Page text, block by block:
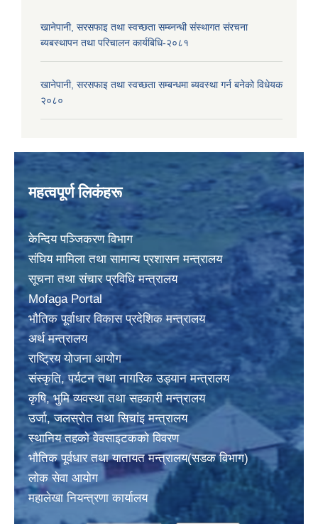
खानेपानी, सरसफाइ तथा स्वच्छता सम्ब्नन्धी संस्थागत संरचना
ब्यबस्थापन तथा परिचालन कार्यबिधि-२०८१
खानेपानी, सरसफाइ तथा स्वच्छता सम्बन्धमा ब्यवस्था गर्न बनेको विधेयक
२०८०
महत्वपूर्ण लिकंहरू
केन्दिय पञ्जिकरण विभाग
संघिय मामिला तथा सामान्य प्रशासन मन्त्रालय
सूचना तथा संचार प्रविधि मन्त्रालय
Mofaga Portal
भाैतिक पूर्वाधार विकास प्रदेशिक मन्त्रालय
अर्थ मन्त्रालय
राष्ट्रिय योजना आयोग
संस्कृति, पर्यटन तथा नागरिक उड्यान मन्त्रालय
कृषि, भुमि व्यवस्था तथा सहकारी मन्त्रालय
उर्जा, जलस्राेत तथा सिचांइ मन्त्रालय
स्थानिय तहकाे वेवसाइटककाे विवरण
भाैतिक पूर्वधार तथा यातायत मन्त्रालय(सडक विभाग)
लाेक सेवा आयोग
महालेखा नियन्त्रणा कार्यालय